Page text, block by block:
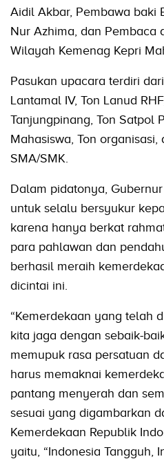
Aidil Akbar, Pembawa baki
Nur Azhima, dan Pembaca
Wilayah Kemenag Kepri
Pasukan upacara terdiri
Lantamal IV, Ton Lanud
Tanjungpinang, Ton Satpol
Mahasiswa, Ton organisasi,
SMA/SMK.
Dalam pidatonya,
untuk selalu bersyukur
karena hanya berkat
para pahlawan dan
berhasil meraih
dicintai ini.
“Kemerdekaan yang telah
kita jaga dengan sebaik-
memupuk rasa persatuan
harus memaknai
pantang menyerah dan
sesuai yang digambarkan
Kemerdekaan Republik
yaitu, “Indonesia Tangguh,